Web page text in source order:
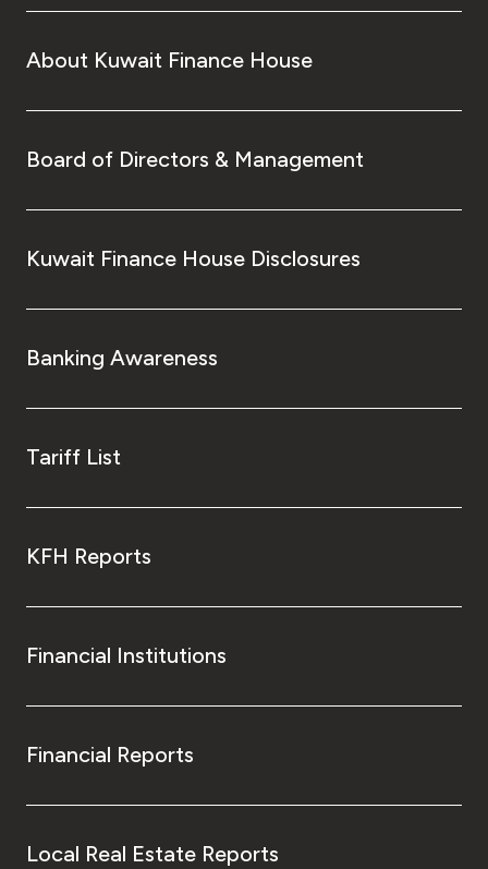
About Kuwait Finance House
Board of Directors & Management
Kuwait Finance House Disclosures
Banking Awareness
Tariff List
KFH Reports
Financial Institutions
Financial Reports
Local Real Estate Reports